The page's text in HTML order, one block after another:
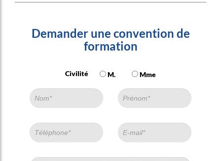
Demander une convention de
formation
Civilité M. Mme